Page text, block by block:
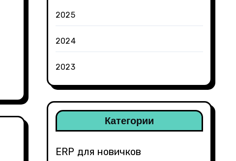
2025
2024
2023
Категории
ERP для новичков